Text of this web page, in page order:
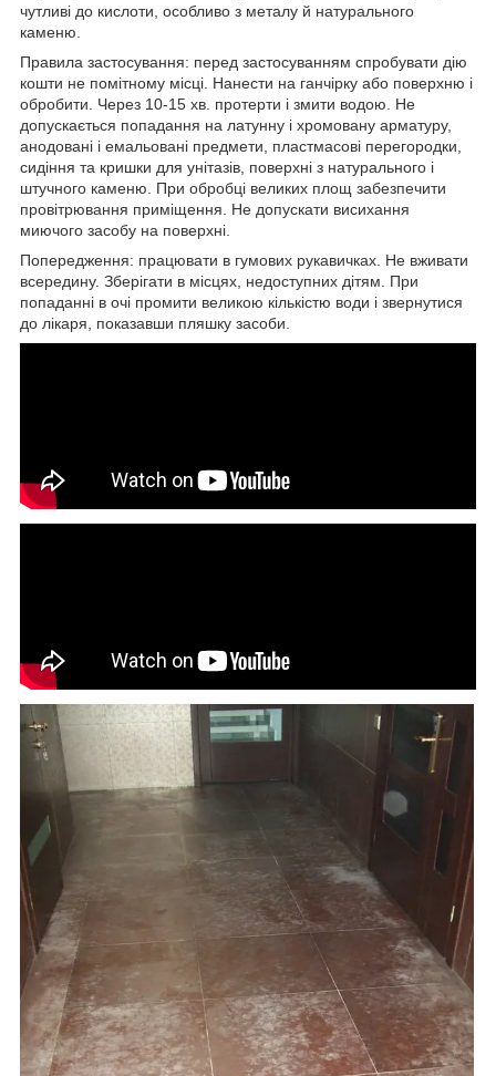
чутливі до кислоти, особливо з металу й натурального
каменю.
Правила застосування: перед застосуванням спробувати дію
кошти не помітному місці. Нанести на ганчірку або поверхню і
обробити. Через 10-15 хв. протерти і змити водою. Не
допускається попадання на латунну і хромовану арматуру,
анодовані і емальовані предмети, пластмасові перегородки,
сидіння та кришки для унітазів, поверхні з натурального і
штучного каменю. При обробці великих площ забезпечити
провітрювання приміщення. Не допускати висихання
миючого засобу на поверхні.
Попередження: працювати в гумових рукавичках. Не вживати
всередину. Зберігати в місцях, недоступних дітям. При
попаданні в очі промити великою кількістю води і звернутися
до лікаря, показавши пляшку засоби.